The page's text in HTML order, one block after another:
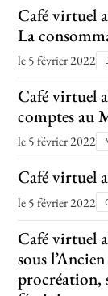
Café virtuel
La
le 5 février 2022
Café virtuel
comptes au
le 5 février 2022
Café virtuel
le 5 février 2022
Café virtuel
sous
procréation,